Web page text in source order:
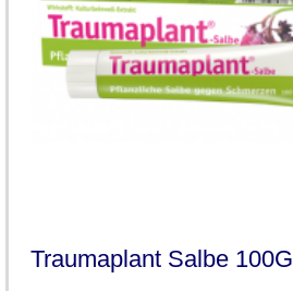
Traumaplant Salbe 100G